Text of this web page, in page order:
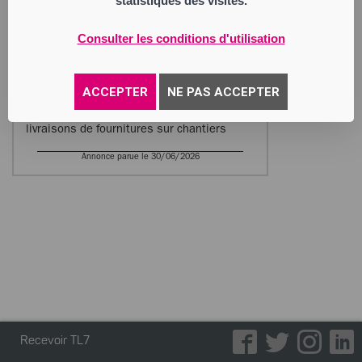
Consulter les conditions d'utilisation
ACCEPTER NE PAS ACCEPTER
Bernard DTP
Société à Responsabilité Limitée
42410 Chavanay
493 753 933 RCS Saint Etienne
livraisons de fournitures sur chantiers
Annonce parue le 30/06/2026
Recevoir TL7